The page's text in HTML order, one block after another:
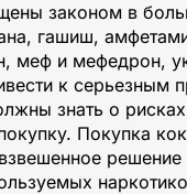
законом в
гашиш,
меф и мефедрон,
к серьезным
знать о
Покупка
решение